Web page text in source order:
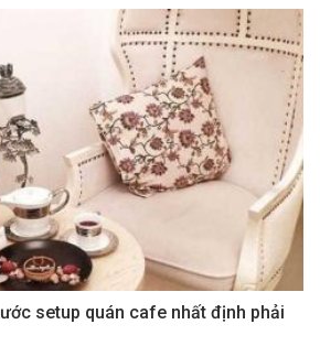
setup quán cafe nhất định phải